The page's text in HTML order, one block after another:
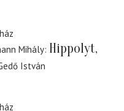
Mihály Hippolyt,
István